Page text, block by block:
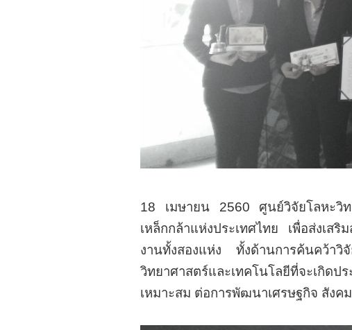
18 เมษายน 2560 ศูนย์วิจัยโลหะวิ
เหล็กกล้าแห่งประเทศไทย เพื่อส่งเส
งานทั้งสองแห่ง ทั้งด้านการค้นคว้
วิทยาศาสตร์และเทคโนโลยีที่จะเกิ
เหมาะสม ต่อการพัฒนาเศรษฐกิจ สังค